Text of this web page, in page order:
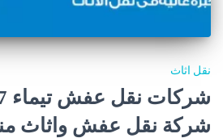
نقل اثاث
شركة نقل عفش واثاث